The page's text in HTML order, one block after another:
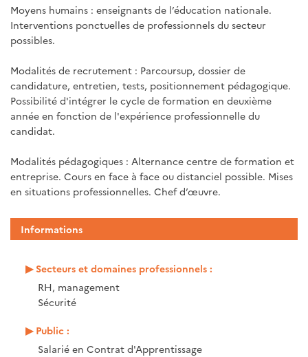
Moyens humains : enseignants de l’éducation nationale.
Interventions ponctuelles de professionnels du secteur
possibles.
Modalités de recrutement : Parcoursup, dossier de
candidature, entretien, tests, positionnement pédagogique.
Possibilité d'intégrer le cycle de formation en deuxième
année en fonction de l'expérience professionnelle du
candidat.
Modalités pédagogiques : Alternance centre de formation et
entreprise. Cours en face à face ou distanciel possible. Mises
en situations professionnelles. Chef d’œuvre.
Informations
Secteurs et domaines professionnels :
RH, management
Sécurité
Public :
Salarié en Contrat d'Apprentissage